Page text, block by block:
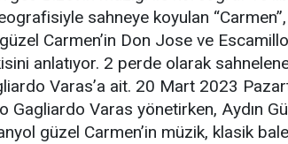
sahneye koyulan
Carmen’in Don Jose ve
anlatıyor. 2 perde olarak
Varas’a ait. 20 Mart 2023
Gagliardo Varas yönetirken, Aydın
güzel Carmen’in müzik, klasik